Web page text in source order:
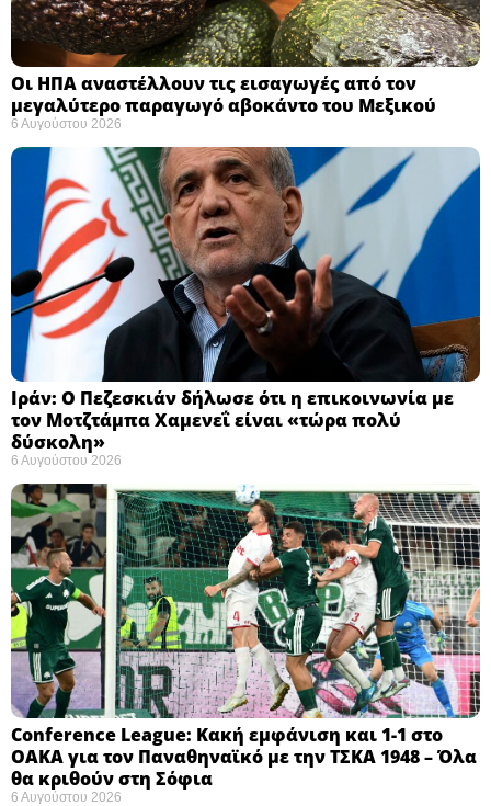
Οι ΗΠΑ αναστέλλουν τις εισαγωγές από τον
μεγαλύτερο παραγωγό αβοκάντο του Μεξικού ​
6 Αυγούστου 2026
Ιράν: Ο Πεζεσκιάν δήλωσε ότι η επικοινωνία με
τον Μοτζτάμπα Χαμενεΐ είναι «τώρα πολύ
δύσκολη» ​
6 Αυγούστου 2026
Conference League: Κακή εμφάνιση και 1-1 στο
ΟΑΚΑ για τον Παναθηναϊκό με την ΤΣΚΑ 1948 – Όλα
θα κριθούν στη Σόφια ​
6 Αυγούστου 2026